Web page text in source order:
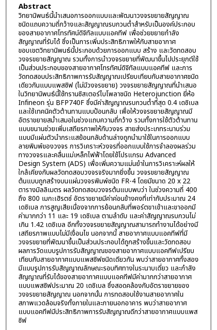
Abstract
วิทยานิพนธ์นี้นำเสนอการออกแบบและพัฒนาวงจรขยายสัญญาณ
ชนิดแถบความถี่กว้างและสัญญาณรบกวนต่ำสำหรับเป็นองค์ประกอบ
ของสายอากาศโทรทัศน์ดิจิทัลแบบแอคทีฟ เพื่อช่วยขยายกำลัง
สัญญาณที่รับได้ ซึ่งเป็นการเพิ่มประสิทธิภาพให้กับสายอากาศ
ขอบเขตวิทยานิพนธ์นี้ประกอบด้วยการออกแบบ สร้าง และวัดทดสอบ
วงจรขยายสัญญาณ รวมทั้งการนำวงจรขยายที่พัฒนาขึ้นไปประยุกต์ใช้
เป็นส่วนประกอบของสายอากาศโทรทัศน์ดิจิทัลแบบแอคทีฟ และการ
วัดทดสอบประสิทธิภาพการรับสัญญาณเปรียบเทียบกับสายอากาศชนิด
เดียวกันแบบแพสซิฟ (ไม่มีวงจรขยาย) วงจรขยายสัญญาณที่นำเสนอ
ในวิทยานิพนธ์นี้ใช้ทรานซิสเตอร์ไบโพลาชนิด Heterojunction ยี่ห้อ
Infineon รุ่น BFP740F ซึ่งมีค่าสัญญาณรบกวนต่ำที่สุด 0.4 เดซิเบล
และใช้เทคนิคตัวต้านทานแบบป้อนกลับ เพื่อให้วงจรขยายสัญญาณมี
อัตราขยายสม่ำเสมอในช่วงแถบความถี่กว้าง รวมทั้งการใช้ตัวต้านทาน
แบบขนานช่วยเพิ่มเสถียรภาพให้กับวงจร สายส่งประเภทระนาบร่วม
แบบมีแผ่นตัวนำกระแสย้อนกลับด้านล่างถูกนำมาใช้ในการออกแบบ
ลายพิมพ์ของวงจร การวิเคราะห์วงจรที่ออกแบบใช้การจำลองผลร่วม
ทางวงจรและคลื่นแม่เหล็กไฟฟ้าโดยใช้โปรแกรม Advanced
Design System (ADS) เพื่อเพิ่มความแม่นยำในการวิเคราะห์ผลให้
ใกล้เคียงกับผลวัดทดสอบวงจรจริงมากยิ่งขึ้น วงจรขยายสัญญาณ
ต้นแบบถูกสร้างบนแผ่นวงจรพิมพ์ชนิด FR-4 โดยมีขนาด 20 x 22
ตารางมิลลิเมตร ผลวัดทดสอบวงจรต้นแบบพบว่า ในช่วงความถี่ 400
ถึง 800 เมกะเฮิรตซ์ อัตราขยายมีค่าค่อนข้างคงที่เท่ากับประมาณ 24
เดซิเบล การสูญเสียเนื่องจากการย้อนกลับที่พอร์ตขาเข้าและขาออกมี
ค่ามากกว่า 11 และ 19 เดซิเบล ตามลำดับ และค่าสัญญาณรบกวนไม่
เกิน 1.42 เดซิเบล อีกทั้งวงจรขยายสัญญาณสามารถทำงานได้อย่างมี
เสถียรภาพแบบไม่มีเงื่อนไข นอกจากนี้ สายอากาศแบบแอคทีฟที่มี
วงจรขยายที่พัฒนาขึ้นเป็นส่วนประกอบได้ถูกสร้างขึ้นและวัดทดสอบ
ผลการวัดแบบรูปการรับสัญญาณของสายอากาศแบบแอคทีฟเปรียบ
เทียบกับสายอากาศแบบแพสซิฟชนิดเดียวกัน พบว่าสายอากาศทั้งสอง
มีแบบรูปการรับสัญญาณลักษณะรอบทิศทางในระนาบเดี่ยว และกำลัง
สัญญาณที่รับได้ของสายอากาศแบบแอคทีฟมีค่ามากกว่าสายอากาศ
แบบแพสซิฟประมาณ 20 เดซิเบล ซึ่งสอดคล้องกับอัตราขยายของ
วงจรขยายสัญญาณ นอกจากนั้น การทดสอบใช้งานสายอากาศใน
สภาพแวดล้อมจริงทั้งภายในและภายนอกอาคาร พบว่าสายอากาศ
แบบแอคทีฟมีประสิทธิภาพการรับสัญญาณดีกว่าสายอากาศแบบแพส
ซิฟ